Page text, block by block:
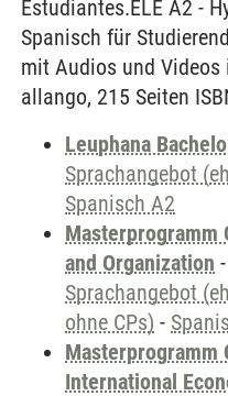
Estudiantes.ELE A2 -
Spanisch für
mit Audios und
allango, 215 Seiten
Leuphana
Sprachangebot
Spanisch A2
Masterprogramm
and Organization -
Sprachangebot
ohne CPs) -
Masterprogramm
International